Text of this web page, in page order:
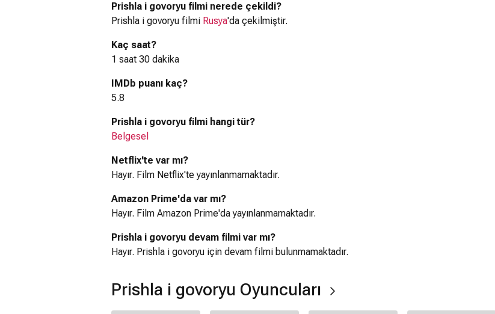
Prishla i govoryu filmi nerede çekildi?
Prishla i govoryu filmi Rusya'da çekilmiştir.
Kaç saat?
1 saat 30 dakika
IMDb puanı kaç?
5.8
Prishla i govoryu filmi hangi tür?
Belgesel
Netflix'te var mı?
Hayır. Film Netflix'te yayınlanmamaktadır.
Amazon Prime'da var mı?
Hayır. Film Amazon Prime'da yayınlanmamaktadır.
Prishla i govoryu devam filmi var mı?
Hayır. Prishla i govoryu için devam filmi bulunmamaktadır.
Prishla i govoryu Oyuncuları